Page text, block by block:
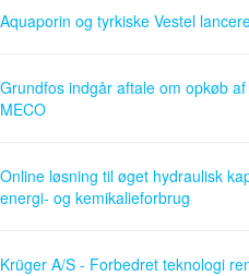
Aquaporin og tyrkiske Vestel
Grundfos indgår aftale om opkøb
MECO
Online løsning til øget hydraulisk
energi- og kemikalieforbrug
Krüger A/S - Forbedret teknologi